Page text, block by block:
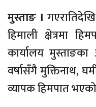
मुस्ताङ ।
हिमाली क्षेत्रमा
कार्यालय
वर्षासँगै मुक्तिनाथ,
व्यापक हिमपात भएको